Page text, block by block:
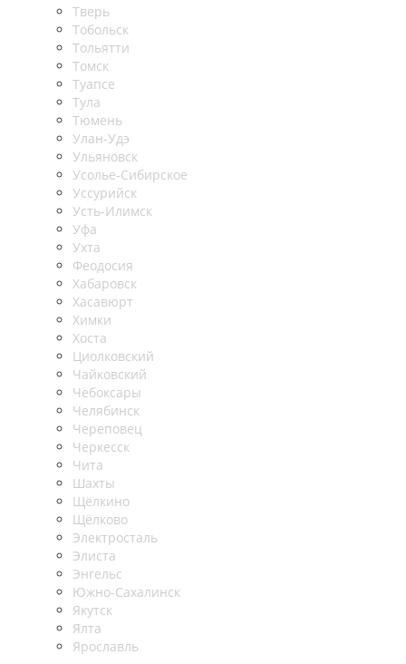
Тверь
Тобольск
Тольятти
Томск
Туапсе
Тула
Тюмень
Улан-Удэ
Ульяновск
Усолье-Сибирское
Уссурийск
Усть-Илимск
Уфа
Ухта
Феодосия
Хабаровск
Хасавюрт
Химки
Хоста
Циолковский
Чайковский
Чебоксары
Челябинск
Череповец
Черкесск
Чита
Шахты
Щёлкино
Щёлково
Электросталь
Элиста
Энгельс
Южно-Сахалинск
Якутск
Ялта
Ярославль